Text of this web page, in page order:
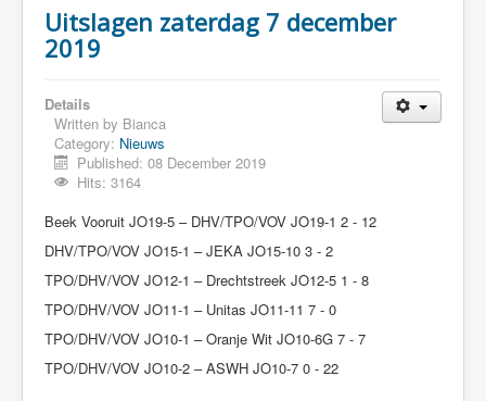
Uitslagen zaterdag 7 december
2019
Details
Written by Bianca
Category: Nieuws
Published: 08 December 2019
Hits: 3164
Beek Vooruit JO19-5 – DHV/TPO/VOV JO19-1 2 - 12
DHV/TPO/VOV JO15-1 – JEKA JO15-10 3 - 2
TPO/DHV/VOV JO12-1 – Drechtstreek JO12-5 1 - 8
TPO/DHV/VOV JO11-1 – Unitas JO11-11 7 - 0
TPO/DHV/VOV JO10-1 – Oranje Wit JO10-6G 7 - 7
TPO/DHV/VOV JO10-2 – ASWH JO10-7 0 - 22